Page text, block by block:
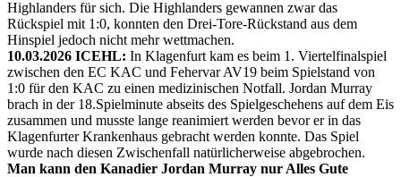
Highlanders für sich. Die Highlanders gewannen zwar das
Rückspiel mit 1:0, konnten den Drei-Tore-Rückstand aus dem
Hinspiel jedoch nicht mehr wettmachen.
10.03.2026 ICEHL: In Klagenfurt kam es beim 1. Viertelfinalspiel
zwischen den EC KAC und Fehervar AV19 beim Spielstand von
1:0 für den KAC zu einen medizinischen Notfall. Jordan Murray
brach in der 18.Spielminute abseits des Spielgeschehens auf dem Eis
zusammen und musste lange reanimiert werden bevor er in das
Klagenfurter Krankenhaus gebracht werden konnte. Das Spiel
wurde nach diesen Zwischenfall natürlicherweise abgebrochen.
Man kann den Kanadier Jordan Murray nur Alles Gute